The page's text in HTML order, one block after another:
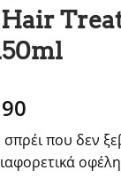
τιμή
είναι:
που δεν